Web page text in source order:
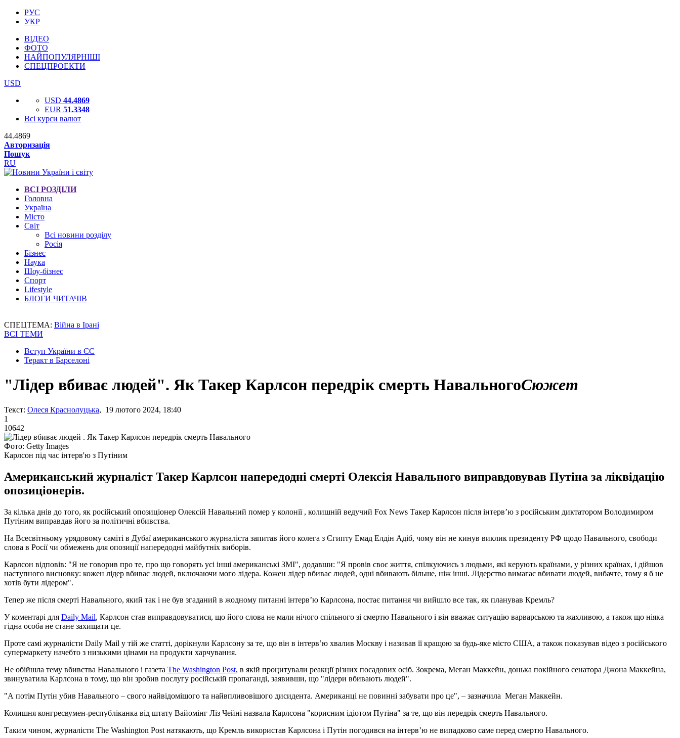
РУС
УКР
ВІДЕО
ФОТО
НАЙПОПУЛЯРНІШІ
СПЕЦПРОЕКТИ
USD
USD 44.4869
EUR 51.3348
Всі курси валют
44.4869
Авторизація
Пошук
RU
ВСІ РОЗДІЛИ
Головна
Україна
Місто
Світ
Всі новини розділу
Росія
Бізнес
Наука
Шоу-бізнес
Спорт
Lifestyle
БЛОГИ ЧИТАЧІВ
СПЕЦТЕМА: Війна в Ірані
ВСІ ТЕМИ
Вступ України в ЄС
Теракт в Барселоні
"Лідер вбиває людей". Як Такер Карлсон передрік смерть НавальногоСюжет
Текст: Олеся Краснолуцька, 19 лютого 2024, 18:40
1
10642
Фото: Getty Images
Карлсон під час інтерв'ю з Путіним
Американський журналіст Такер Карлсон напередодні смерті Олексія Навального виправдовував Путіна за ліквідацію
опозиціонерів.
За кілька днів до того, як російський опозиціонер Олексій Навальний помер у колонії , колишній ведучий Fox News Такер Карлсон після інтерв’ю з російським диктатором Володимиром
Путіним виправдав його за політичні вбивства.
На Всесвітньому урядовому саміті в Дубаї американського журналіста запитав його колега з Єгипту Емад Елдін Адіб, чому він не кинув виклик президенту РФ щодо Навального, свободи
слова в Росії чи обмежень для опозиції напередодні майбутніх виборів.
Карлсон відповів: "Я не говорив про те, про що говорять усі інші американські ЗМІ", додавши: "Я провів своє життя, спілкуючись з людьми, які керують країнами, у різних країнах, і дійшов
наступного висновку: кожен лідер вбиває людей, включаючи мого лідера. Кожен лідер вбиває людей, одні вбивають більше, ніж інші. Лідерство вимагає вбивати людей, вибачте, тому я б не
хотів бути лідером".
Тепер же після смерті Навального, який так і не був згаданий в жодному питанні інтерв’ю Карлсона, постає питання чи вийшло все так, як планував Кремль?
У коментарі для Daily Mail, Карлсон став виправдовуватися, що його слова не мали нічого спільного зі смертю Навального і він вважає ситуацію варварською та жахливою, а також що ніяка
гідна особа не стане захищати це.
Проте самі журналісти Daily Mail у тій же статті, дорікнули Карлсону за те, що він в інтерв’ю хвалив Москву і називав її кращою за будь-яке місто США, а також показував відео з російського
супермаркету начебто з низькими цінами на продукти харчування.
Не обійшла тему вбивства Навального і газета The Washington Post, в якій процитували реакції різних посадових осіб. Зокрема, Меган Маккейн, донька покійного сенатора Джона Маккейна,
звинуватила Карлсона в тому, що він зробив послугу російській пропаганді, заявивши, що "лідери вбивають людей".
"А потім Путін убив Навального – свого найвідомішого та найвпливовішого дисидента. Американці не повинні забувати про це", – зазначила Меган Маккейн.
Колишня конгресвумен-республіканка від штату Вайомінг Ліз Чейні назвала Карлсона "корисним ідіотом Путіна" за те, що він передрік смерть Навального.
Таким чином, журналісти The Washington Post натякають, що Кремль використав Карлсона і Путін погодився на інтерв’ю не випадково саме перед смертю Навального.